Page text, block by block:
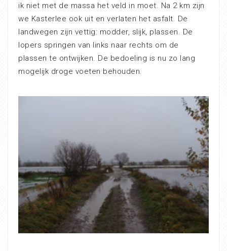
ik niet met de massa het veld in moet. Na 2 km zijn
we Kasterlee ook uit en verlaten het asfalt. De
landwegen zijn vettig: modder, slijk, plassen. De
lopers springen van links naar rechts om de
plassen te ontwijken. De bedoeling is nu zo lang
mogelijk droge voeten behouden.